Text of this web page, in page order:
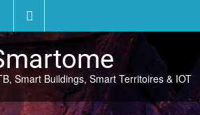
Smart Buildings, Smart Territoires & IOT